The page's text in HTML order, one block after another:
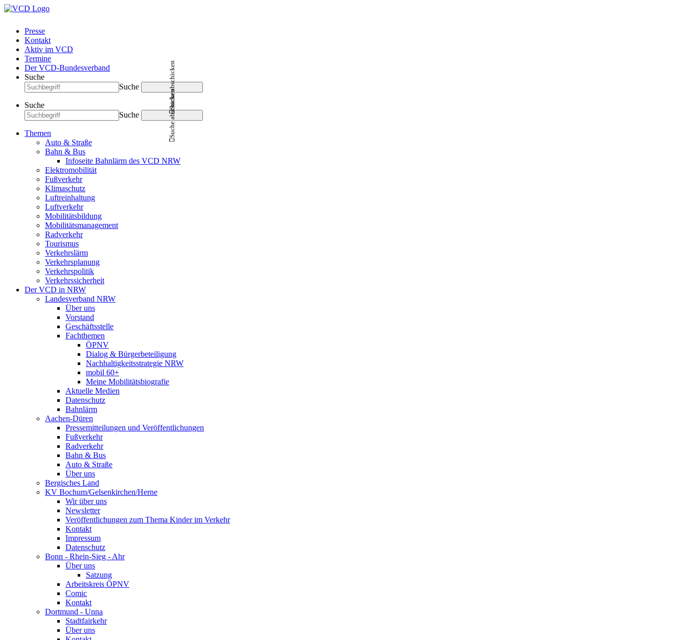
Presse
Kontakt
Aktiv im VCD
Termine
Der VCD-Bundesverband
Suche
Suche
Suche abschicken
Suche
Suche
Suche abschicken
Themen
Auto & Straße
Bahn & Bus
Infoseite Bahnlärm des VCD NRW
Elektromobilität
Fußverkehr
Klimaschutz
Luftreinhaltung
Luftverkehr
Mobilitätsbildung
Mobilitätsmanagement
Radverkehr
Tourismus
Verkehrslärm
Verkehrsplanung
Verkehrspolitik
Verkehrssicherheit
Der VCD in NRW
Landesverband NRW
Über uns
Vorstand
Geschäftsstelle
Fachthemen
ÖPNV
Dialog & Bürgerbeteiligung
Nachhaltigkeitsstrategie NRW
mobil 60+
Meine Mobilitätsbiografie
Aktuelle Medien
Datenschutz
Bahnlärm
Aachen-Düren
Pressemitteilungen und Veröffentlichungen
Fußverkehr
Radverkehr
Bahn & Bus
Auto & Straße
Über uns
Bergisches Land
KV Bochum/Gelsenkirchen/Herne
Wir über uns
Newsletter
Veröffentlichungen zum Thema Kinder im Verkehr
Kontakt
Impressum
Datenschutz
Bonn - Rhein-Sieg - Ahr
Über uns
Satzung
Arbeitskreis ÖPNV
Comic
Kontakt
Dortmund - Unna
Stadtfairkehr
Über uns